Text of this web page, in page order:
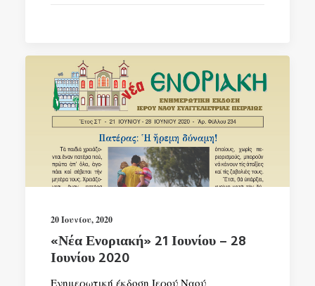
20 Ιουνίου, 2020
«Νέα Ενοριακή» 21 Ιουνίου – 28
Ιουνίου 2020
Ενημερωτική έκδοση Ιερού Ναού